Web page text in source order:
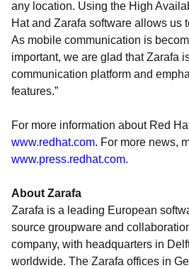
any location. Using the High
Hat and Zarafa software allows us
As mobile communication is
important, we are glad that Zarafa
communication platform and
features.”
For more information about Red
www.redhat.com. For more news,
www.press.redhat.com.
About Zarafa
Zarafa is a leading European
source groupware and
company, with headquarters in
worldwide. The Zarafa offices in